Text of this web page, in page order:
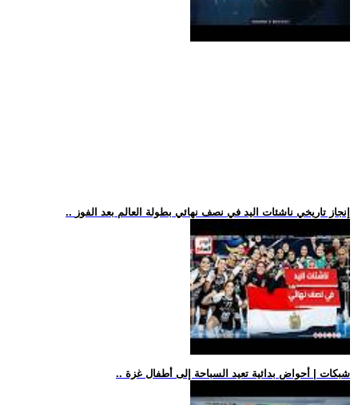
.. إنجاز تاريخي ناشئات اليد في نصف نهائي بطولة العالم بعد الفوز
.. شبكات | أحواض بدائية تعيد السباحة إلى أطفال غزة